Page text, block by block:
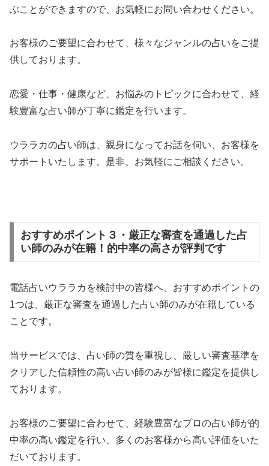
ぶことができますので、お気軽にお問い合わせください。
お客様のご要望に合わせて、様々なジャンルの占いをご提
供しております。
恋愛・仕事・健康など、お悩みのトピックに合わせて、経
験豊富な占い師が丁寧に鑑定を行います。
ウララカの占い師は、親身になってお話を伺い、お客様を
サポートいたします。是非、お気軽にご相談ください。
おすすめポイント３・厳正な審査を通過した占
い師のみが在籍！的中率の高さが評判です
電話占いウララカを検討中の皆様へ、おすすめポイントの
1つは、厳正な審査を通過した占い師のみが在籍している
ことです。
当サービスでは、占い師の質を重視し、厳しい審査基準を
クリアした信頼性の高い占い師のみが皆様に鑑定を提供し
ております。
お客様のご要望に合わせて、経験豊富なプロの占い師が的
中率の高い鑑定を行い、多くのお客様から高い評価をいた
だいております。